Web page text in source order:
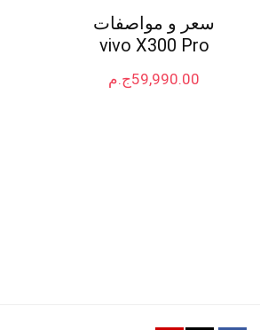
سعر و مواصفات
vivo X300 Pro
ج.م59,990.00